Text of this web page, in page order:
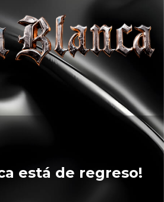
está de regreso!